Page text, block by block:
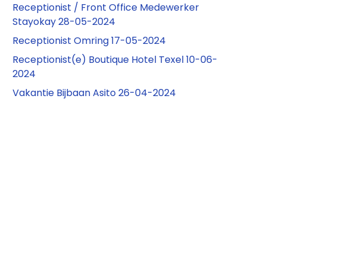
Receptionist / Front Office Medewerker
Stayokay 28-05-2024
Receptionist Omring 17-05-2024
Receptionist(e) Boutique Hotel Texel 10-06-
2024
Vakantie Bijbaan Asito 26-04-2024